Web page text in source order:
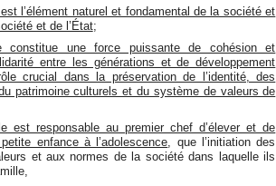
l’élément naturel et fondamental de la société et
et de l’État;
constitue une force puissante de cohésion et
entre les générations et de développement
crucial dans la préservation de l’identité, des
patrimoine culturels et du système de valeurs de
est responsable au premier chef d’élever et de
enfance à l’adolescence , que l’initiation des
et aux normes de la société dans laquelle ils